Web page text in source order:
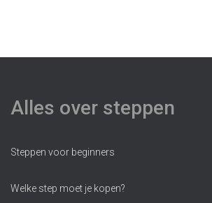
Alles over steppen
Steppen voor beginners
Welke step moet je kopen?